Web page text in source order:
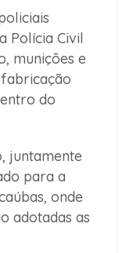
Polícia Civil
munições e
do
juntamente
para a
onde
adotadas as